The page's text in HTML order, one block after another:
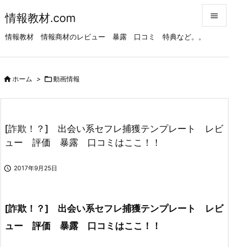
情報教材.com
情報教材 情報商材のレビュー 暴露 口コミ 特典など。。

前へ
次へ
ホーム > 動画情報
[詐欺！？] 出会い系セフレ捕獲テンプレート レビ
ュー 評価 暴露 口コミはここ！！
 2017年9月25日
[詐欺！？] 出会い系セフレ捕獲テンプレート レビ
ュー 評価 暴露 口コミはここ！！